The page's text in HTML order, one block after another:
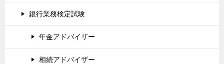
銀行業務検定試験
年金アドバイザー
相続アドバイザー